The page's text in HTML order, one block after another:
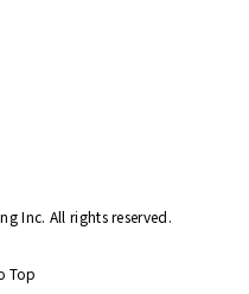
Inc. All rights reserved.
Top